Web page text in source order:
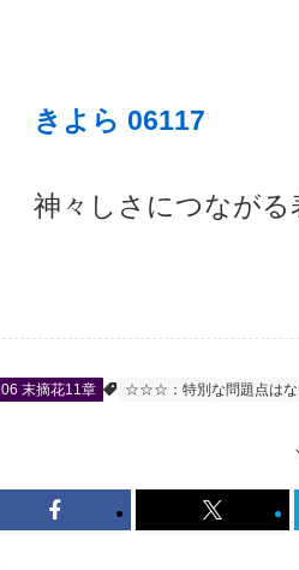
きよら 06117
神々しさにつながる
06 末摘花11章 ☆☆☆：特別な問題点はな